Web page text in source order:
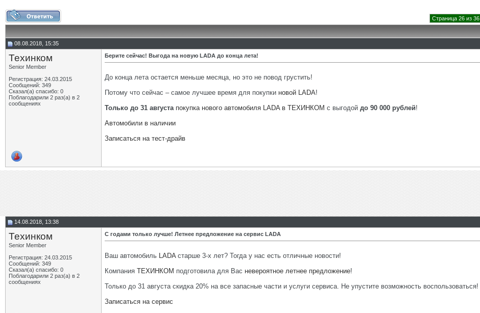
Страница 26 из 36
08.08.2018, 15:35
Техинком
Senior Member
Регистрация: 24.03.2015
Сообщений: 349
Сказал(а) спасибо: 0
Поблагодарили 2 раз(а) в 2
сообщениях
Берите сейчас! Выгода на новую LADA до конца лета!
До конца лета остается меньше месяца, но это не повод грустить!
Потому что сейчас – самое лучшее время для покупки новой LADA!
Только до 31 августа покупка нового автомобиля LADA в ТЕХИНКОМ с выгодой до 90 000 рублей!
Автомобили в наличии
Записаться на тест-драйв
14.08.2018, 13:38
Техинком
Senior Member
Регистрация: 24.03.2015
Сообщений: 349
Сказал(а) спасибо: 0
Поблагодарили 2 раз(а) в 2
сообщениях
С годами только лучше! Летнее предложение на сервис LADA
Ваш автомобиль LADAстарше 3-х лет? Тогда у нас есть отличные новости!
Компания ТЕХИНКОМ подготовила для Вас невероятное летнее предложение!
Только до 31 августа скидка 20% на все запасные части и услуги сервиса. Не упустите возможность воспользоваться!
Записаться на сервис